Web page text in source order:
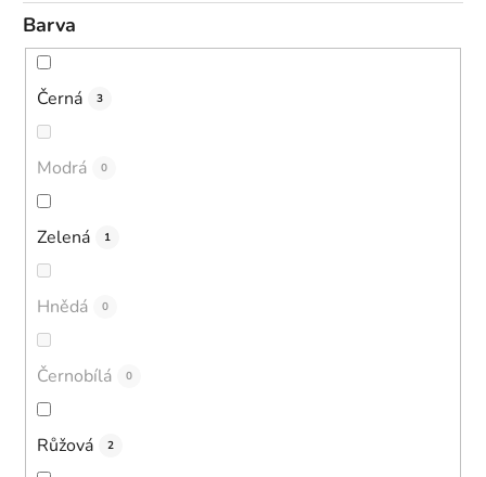
Barva
Černá 3
Modrá 0
Zelená 1
Hnědá 0
Černobílá 0
Růžová 2